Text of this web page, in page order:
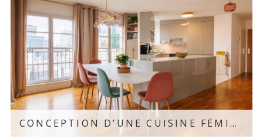
CONCEPTION D’UNE CUISINE FÉMININE DANS UN DUPLEX – COURBEVOIE, 92